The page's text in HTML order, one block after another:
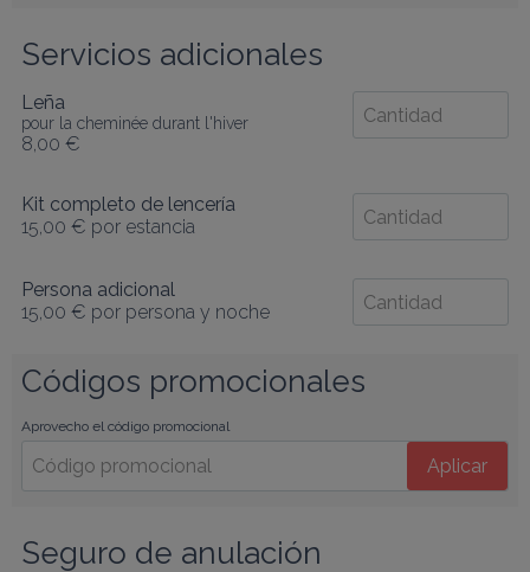
Servicios adicionales
Leña
pour la cheminée durant l'hiver
8,00 €
Kit completo de lencería
15,00 € por estancia
Persona adicional
15,00 € por persona y noche
Códigos promocionales
Aprovecho el código promocional
Aplicar
Seguro de anulación